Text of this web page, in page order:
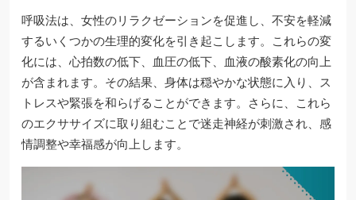
呼吸法は、女性のリラクゼーションを促進し、不安を軽減
するいくつかの生理的変化を引き起こします。これらの変
化には、心拍数の低下、血圧の低下、血液の酸素化の向上
が含まれます。その結果、身体は穏やかな状態に入り、ス
トレスや緊張を和らげることができます。さらに、これら
のエクササイズに取り組むことで迷走神経が刺激され、感
情調整や幸福感が向上します。